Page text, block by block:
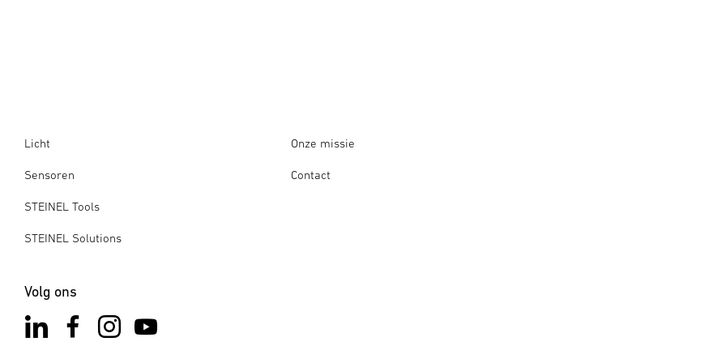
Licht
Sensoren
STEINEL Tools
STEINEL Solutions
Onze missie
Contact
Volg ons